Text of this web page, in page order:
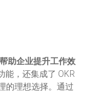
助企业提升工作效
能，还集成了 OKR
的理想选择。通过